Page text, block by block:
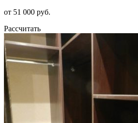
от 51 000 руб.
Рассчитать